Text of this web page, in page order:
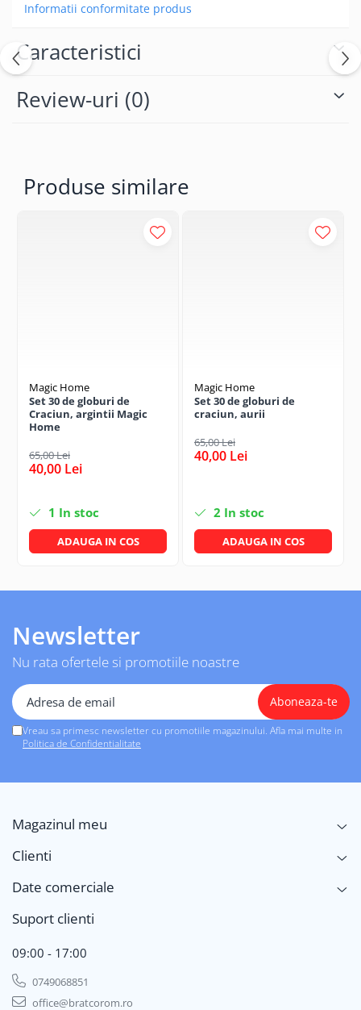
Informatii conformitate produs
Caracteristici
Review-uri (0)
Produse similare
Magic Home
Set 30 de globuri de
Craciun, argintii Magic
Home
65,00 Lei
40,00 Lei
1 In stoc
ADAUGA IN COS
Magic Home
Set 30 de globuri de
craciun, aurii
65,00 Lei
40,00 Lei
2 In stoc
ADAUGA IN COS
Newsletter
Nu rata ofertele si promotiile noastre
Vreau sa primesc newsletter cu promotiile magazinului. Afla mai multe in
Politica de Confidentialitate
Magazinul meu
Clienti
Date comerciale
Suport clienti
09:00 - 17:00
0749068851
office@bratcorom.ro